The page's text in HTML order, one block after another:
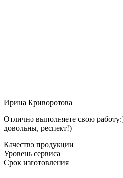
Ирина Криворотова
Отлично выполняете свою
довольны, респект!)
Качество продукции
Уровень сервиса
Срок изготовления